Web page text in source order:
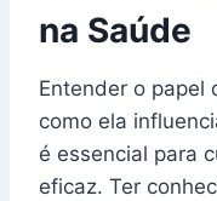
na Saúde
Entender o papel
como ela
é essencial para
eficaz. Ter